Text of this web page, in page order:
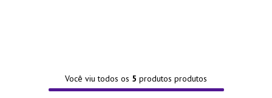
Você viu todos os 5 produtos